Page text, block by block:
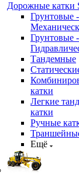
Дорожные катки
Грунтовые -
Грунтовые -
Тандемные
катки
Легкие
катки
Ручные
Ещё